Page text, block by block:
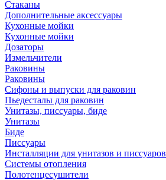
Стаканы
Дополнительные аксессуары
Кухонные мойки
Кухонные мойки
Дозаторы
Измельчители
Раковины
Раковины
Сифоны и выпуски для раковин
Пьедесталы для раковин
Унитазы, писсуары, биде
Унитазы
Биде
Писсуары
Инсталляции для унитазов и писсуаров
Системы отопления
Полотенцесушители